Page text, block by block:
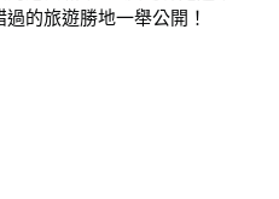
的旅遊勝地一舉公開！